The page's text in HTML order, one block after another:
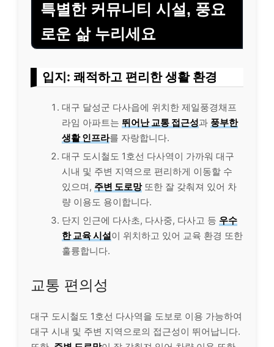
특별한 커뮤니티 시설, 풍요
로운 삶 누리세요
입지: 쾌적하고 편리한 생활 환경
대구 달성군 다사읍에 위치한 제일풍경채프
라임 아파트는 뛰어난 교통 접근성과 풍부한
생활 인프라를 자랑합니다.
대구 도시철도 1호선 다사역이 가까워 대구
시내 및 주변 지역으로 편리하게 이동할 수
있으며, 주변 도로망또한 잘 갖춰져 있어 차
량 이용도 용이합니다.
단지 인근에 다사초, 다사중, 다사고 등 우수
한 교육 시설이 위치하고 있어 교육 환경 또한
훌륭합니다.
교통 편의성
대구 도시철도 1호선 다사역을 도보로 이용 가능하여
대구 시내 및 주변 지역으로의 접근성이 뛰어납니다.